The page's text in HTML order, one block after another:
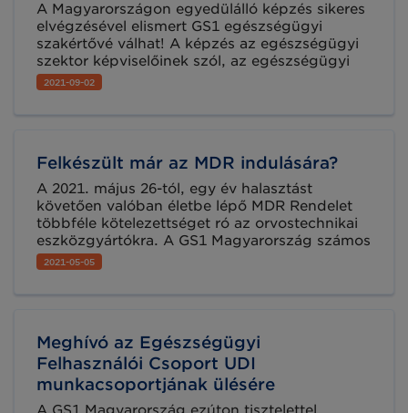
A Magyarországon egyedülálló képzés sikeres
elvégzésével elismert GS1 egészségügyi
szakértővé válhat! A képzés az egészségügyi
szektor képviselőinek szól, az egészségügyi
iparág bármely szegmensében tevékenykedő
szakemberek nemzetközi kitekintéssel és
átláthatóságot biztosító megoldásairól.
2021-09-02
Felkészült már az MDR indulására?
A 2021. május 26-tól, egy év halasztást
követően valóban életbe lépő MDR Rendelet
többféle kötelezettséget ró az orvostechnikai
eszközgyártókra. A GS1 Magyarország számos
módon támogatja az érintetteket abban, hogy
meg tudjanak felelni a Rendelet előírásainak,
témában. Vegyen részt következő online
ülésünkön!
2021-05-05
Meghívó az Egészségügyi
Felhasználói Csoport UDI
munkacsoportjának ülésére